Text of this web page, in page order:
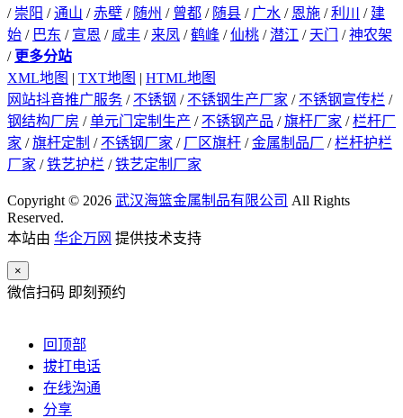
/ 崇阳 /通山 /赤壁 / 随州 / 曾都 / 随县 / 广水 / 恩施 /利川 / 建
始 / 巴东 / 宣恩 / 咸丰 / 来凤 /鹤峰 /仙桃 /潜江 / 天门 /神农架
/ 更多分站
XML地图 | TXT地图 | HTML地图
网站抖音推广服务 / 不锈钢 / 不锈钢生产厂家 / 不锈钢宣传栏 /
钢结构厂房 /单元门定制生产 / 不锈钢产品 /旗杆厂家 /栏杆厂
家 /旗杆定制 / 不锈钢厂家 / 厂区旗杆 /金属制品厂 /栏杆护栏
厂家 /铁艺护栏 /铁艺定制厂家
Copyright © 2026 武汉海篮金属制品有限公司 All Rights
Reserved.
本站由 华企万网 提供技术支持
×
微信扫码 即刻预约
回顶部
拔打电话
在线沟通
分享